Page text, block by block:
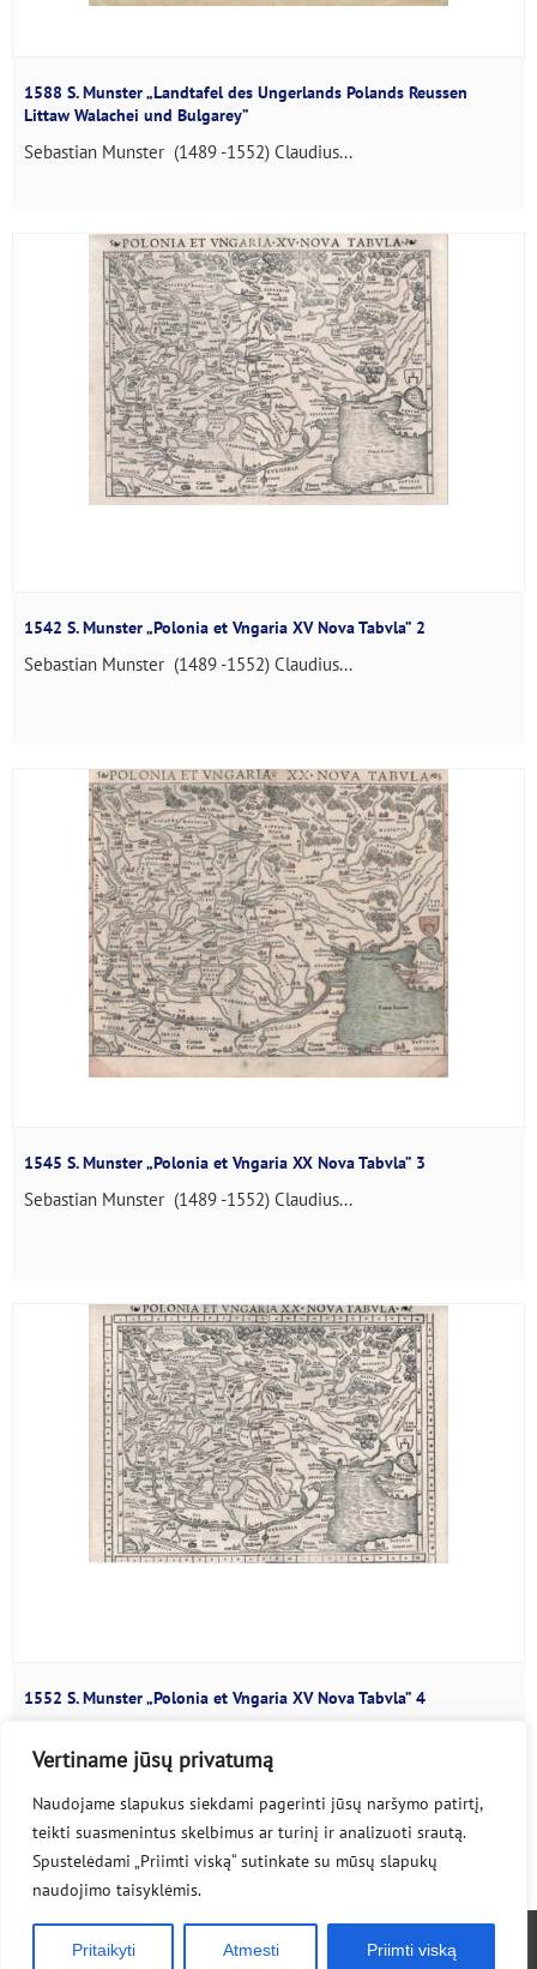
Vertiname jūsų privatumą
Naudojame slapukus siekdami pagerinti jūsų naršymo patirtį,
teikti suasmenintus skelbimus ar turinį ir analizuoti srautą.
Spustelėdami „Priimti viską“ sutinkate su mūsų slapukų
naudojimo taisyklėmis.
Pritaikyti Atmesti Priimti viską
1588 S. Munster „Landtafel des Ungerlands Polands Reussen
Littaw Walachei und Bulgarey”
Sebastian Munster (1489 -1552) Claudius...
1542 S. Munster „Polonia et Vngaria XV Nova Tabvla” 2
Sebastian Munster (1489 -1552) Claudius...
1545 S. Munster „Polonia et Vngaria XX Nova Tabvla” 3
Sebastian Munster (1489 -1552) Claudius...
1552 S. Munster „Polonia et Vngaria XV Nova Tabvla” 4
Privatumo politika